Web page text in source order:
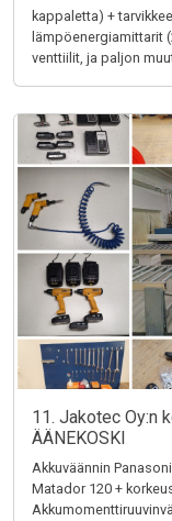
kappaletta) +
lämpöenergiamittarit
venttiilit, ja paljon
11. Jakotec Oy:n
ÄÄNEKOSKI
Akkuväännin
Matador 120 +